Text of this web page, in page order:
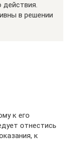
в решении
к его
отнестись
к